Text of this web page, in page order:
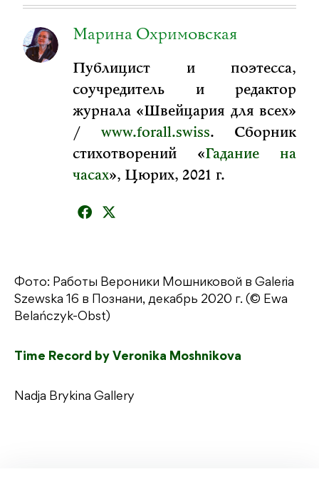
Марина Охримовская
Публицист и поэтесса,
соучредитель и редактор
журнала «Швейцария для всех»
/ www.forall.swiss. Сборник
стихотворений «Гадание на
часах», Цюрих, 2021 г.
Фото: Работы Вероники Мошниковой в Galeria
Szewska 16 в Познани, декабрь 2020 г. (© Ewa
Belańczyk-Obst)
Time Record by Veronika Moshnikova
Nadja Brykina Gallery